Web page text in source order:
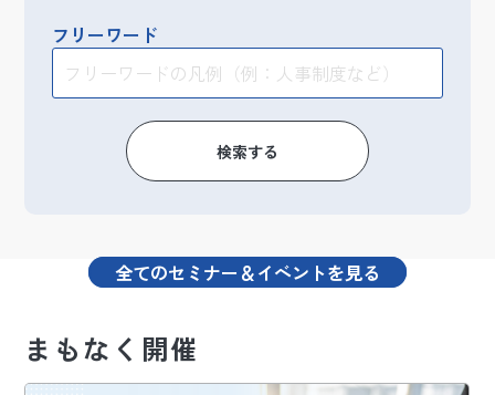
フリーワード
検索する
全てのセミナー＆イベントを見る
まもなく開催